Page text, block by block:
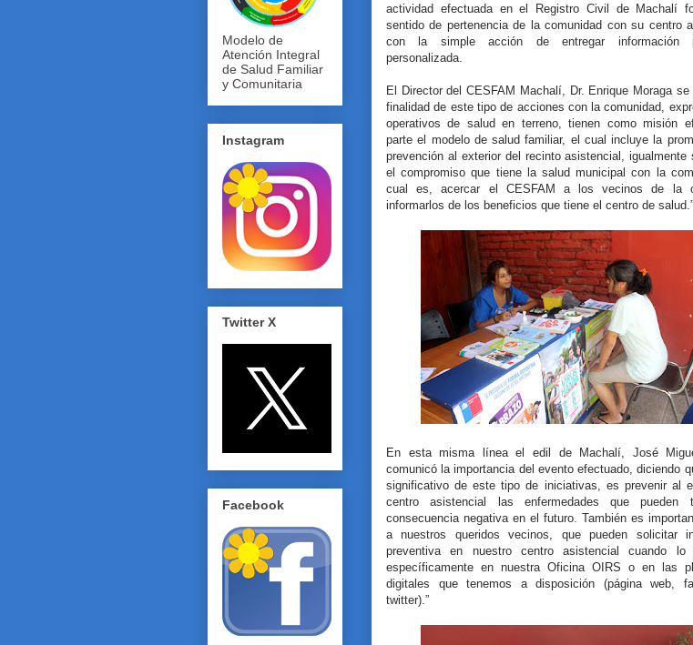
actividad efectuada en el Registro Civil de Machalí
sentido de pertenencia de la comunidad con su centro
con la simple acción de entregar información
personalizada.
El Director del CESFAM Machalí, Dr. Enrique Moraga
finalidad de este tipo de acciones con la comunidad,
operativos de salud en terreno, tienen como misión
parte el modelo de salud familiar, el cual incluye la
prevención al exterior del recinto asistencial, igualmente
el compromiso que tiene la salud municipal con la
cual es, acercar el CESFAM a los vecinos de la
informarlos de los beneficios que tiene el centro de salud.”
En esta misma línea el edil de Machalí, José
comunicó la importancia del evento efectuado, diciendo
significativo de este tipo de iniciativas, es prevenir al
centro asistencial las enfermedades que pueden
consecuencia negativa en el futuro. También es
a nuestros queridos vecinos, que pueden solicitar
preventiva en nuestro centro asistencial cuando lo
específicamente en nuestra Oficina OIRS o en las
digitales que tenemos a disposición (página web,
twitter).”
Modelo de
Atención Integral
de Salud Familiar
y Comunitaria
Instagram
Twitter X
Facebook